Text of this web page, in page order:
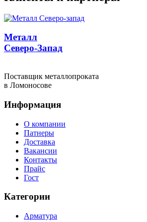
Металл
Северо-Запад
Поставщик металлопроката
в Ломоносове
Информация
О компании
Патнеры
Доставка
Вакансии
Контакты
Прайс
Гост
Категории
Арматура